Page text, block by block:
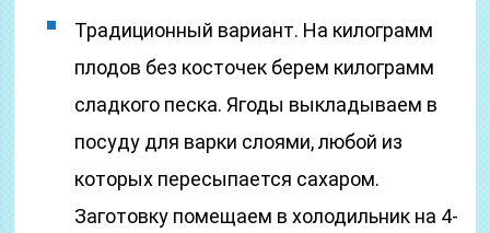
Традиционный вариант. На килограмм
плодов без косточек берем килограмм
сладкого песка. Ягоды выкладываем в
посуду для варки слоями, любой из
которых пересыпается сахаром.
Заготовку помещаем в холодильник на 4-